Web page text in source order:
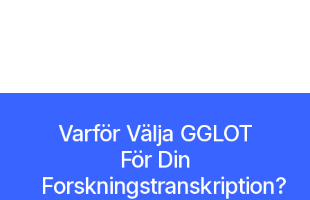
Varför Välja GGLOT
För Din
Forskningstranskription?